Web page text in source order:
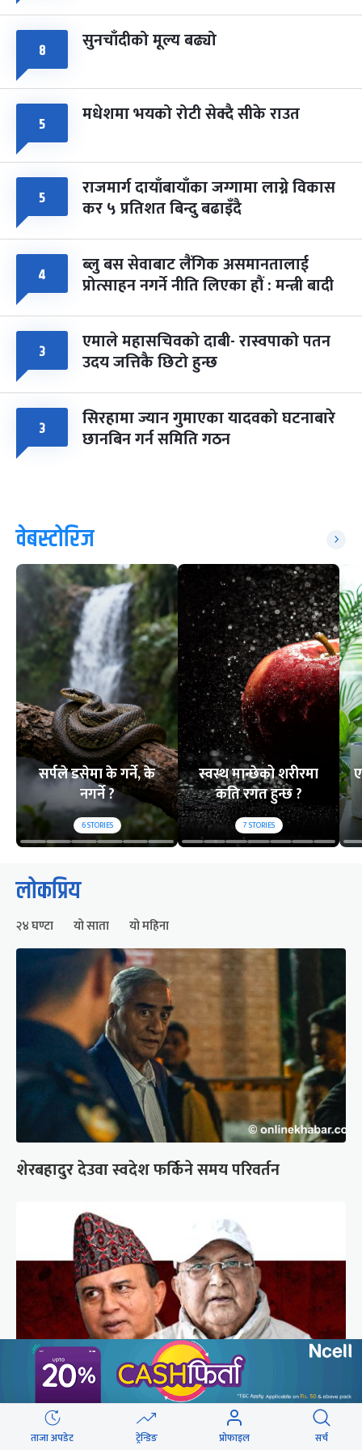
८ सुनचाँदीको मूल्य बढ्यो
५ मधेशमा भयको रोटी सेक्दै सीके राउत
५ राजमार्ग दायाँबायाँका जग्गामा लाग्ने विकास
कर ५ प्रतिशत बिन्दु बढाइँदै
४ ब्लु बस सेवाबाट लैंगिक असमानतालाई
प्रोत्साहन नगर्ने नीति लिएका हौं : मन्त्री बादी
३ एमाले महासचिवको दाबी- रास्वपाको पतन
उदय जत्तिकै छिटो हुन्छ
३ सिरहामा ज्यान गुमाएका यादवको घटनाबारे
छानबिन गर्न समिति गठन
वेबस्टोरिज
सर्पले डसेमा के गर्ने, के
नगर्ने ?
6STORIES
स्वस्थ मान्छेको शरीरमा
कति रगत हुन्छ ?
7STORIES
लोकप्रिय
२४ घण्टा यो साता यो महिना
शेरबहादुर देउवा स्वदेश फर्किने समय परिवर्तन
गुन्डुमा अड्किए एमाले पुनर्गठनका प्रस्तावहरू
ताजा अपडेट ट्रेन्डिङ प्रोफाइल सर्च